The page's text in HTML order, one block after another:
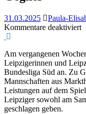
31.03.2025 Paula-
Kommentare deaktiviertfür
Am vergangenen
Leipzigerinnen und
Bundesliga Süd an. Zu
Mannschaften aus
Leistungen auf dem
Leipziger sowohl am
geschlagen geben.